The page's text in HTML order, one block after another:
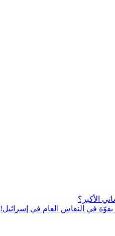
الأكبر؟
في النقاش العام في إسرائيل!